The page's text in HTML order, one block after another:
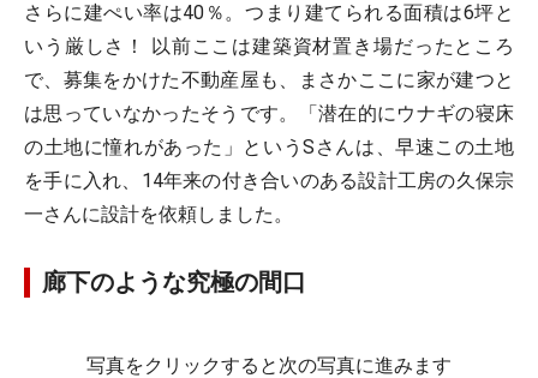
さらに建ぺい率は40％。つまり建てられる面積は6坪と
いう厳しさ！ 以前ここは建築資材置き場だったところ
で、募集をかけた不動産屋も、まさかここに家が建つと
は思っていなかったそうです。「潜在的にウナギの寝床
の土地に憧れがあった」というSさんは、早速この土地
を手に入れ、14年来の付き合いのある設計工房の久保宗
一さんに設計を依頼しました。
廊下のような究極の間口
写真をクリックすると次の写真に進みます